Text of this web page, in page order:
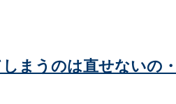
まうのは直せないの